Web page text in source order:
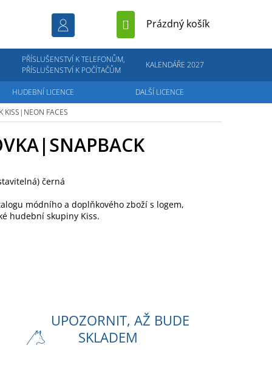
NÁKUPNÍ
Prázdný košík
PŘÍSLUŠENSTVÍ K TELEFONŮM,
PŘÍSLUŠENSTVÍ K POČÍTAČŮM
KALENDÁŘE 2027
HUDEBNÍ LICENCE
DALŠÍ LICENCE
KISS|NEON FACES
černá
módního a doplňkového zboží s logem,
hudební skupiny Kiss.
UPOZORNIT, AŽ BUDE
SKLADEM